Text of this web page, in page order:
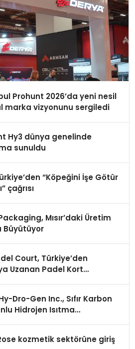
Prohunt 2026’da yeni nesil
marka vizyonunu sergiledi
Hy3 dünya genelinde
sunuldu
“Köpeğini İşe Götür
çağrısı
Mısır’daki Üretim
Büyütüyor
Court, Türkiye’den
Uzanan Padel Kort
Dro-Gen Inc., Sıfır Karbon
Hidrojen Isıtma
kozmetik sektörüne giriş